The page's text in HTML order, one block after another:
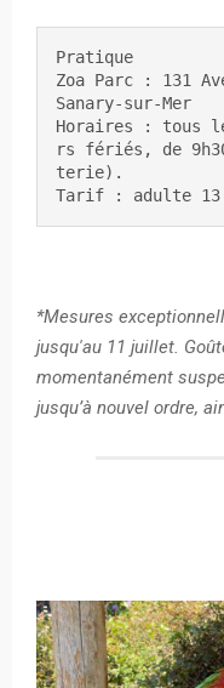
Pratique
Zoa Parc : 131
Sanary-sur-Mer
Horaires : tous
rs fériés, de
terie).
Tarif : adulte 13
*Mesures
jusqu'au 11 juillet.
momentanément
jusqu’à nouvel ordre,